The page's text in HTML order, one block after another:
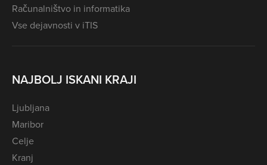
Računalništvo in informatika
Vse dejavnosti v iTIS
NAJBOLJ ISKANI KRAJI
Ljubljana
Maribor
Celje
Kranj